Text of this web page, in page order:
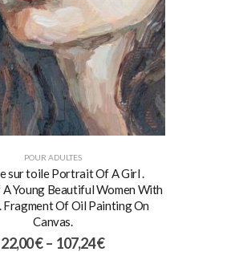
POUR ADULTES
sur toile Portrait Of A Girl .
Young Beautiful Women With
Fragment Of Oil Painting On
Canvas.
22,00€ – 107,24€